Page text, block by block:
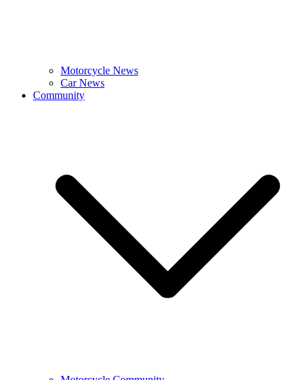
Motorcycle News
Car News
Community